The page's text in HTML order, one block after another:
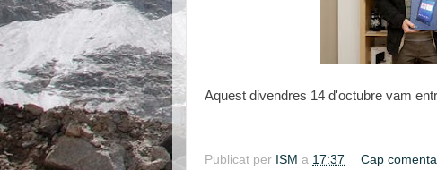
Aquest divendres 14 d'octubre vam
Publicat per ISM a 17:37 Cap